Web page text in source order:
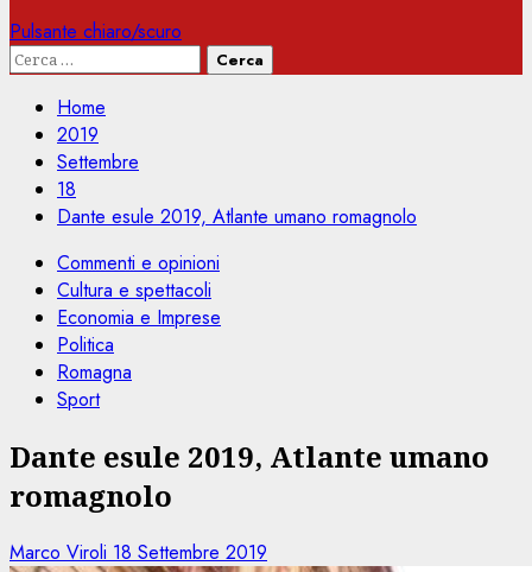
Pulsante chiaro/scuro
Ricerca
Home
2019
Settembre
18
Dante esule 2019, Atlante umano romagnolo
Commenti e opinioni
Cultura e spettacoli
Economia e Imprese
Politica
Romagna
Sport
Dante esule 2019, Atlante umano
romagnolo
Marco Viroli 18 Settembre 2019